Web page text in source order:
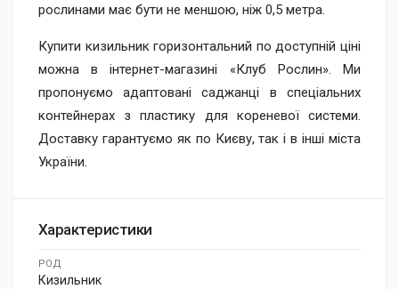
рослинами має бути не меншою, ніж 0,5 метра.
Купити кизильник горизонтальний по доступній ціні
можна в інтернет-магазині «Клуб Рослин». Ми
пропонуємо адаптовані саджанці в спеціальних
контейнерах з пластику для кореневої системи.
Доставку гарантуємо як по Києву, так і в інші міста
України.
Характеристики
РОД
Кизильник